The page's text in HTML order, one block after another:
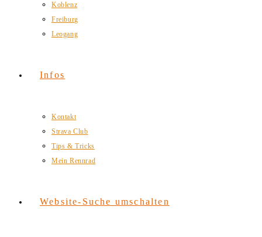
Koblenz
Freiburg
Leogang
Infos
Kontakt
Strava Club
Tips & Tricks
Mein Rennrad
Website-Suche umschalten